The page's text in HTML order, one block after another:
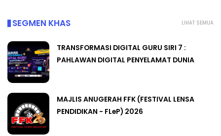
LIHAT SEMUA
SEGMEN KHAS
TRANSFORMASI DIGITAL GURU SIRI 7 :
PAHLAWAN DIGITAL PENYELAMAT DUNIA
MAJLIS ANUGERAH FFK (FESTIVAL LENSA
PENDIDIKAN - FLeP) 2026